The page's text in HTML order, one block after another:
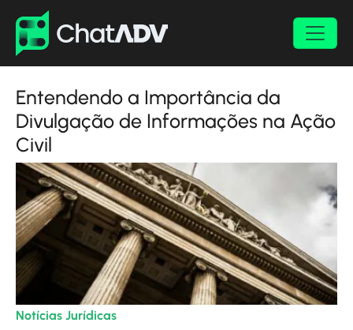
Notícias Jurídicas
Entendendo a Importância da
Divulgação de Informações na Ação
Civil